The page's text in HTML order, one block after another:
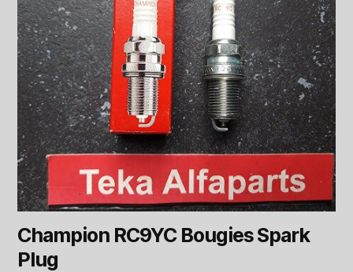
Champion RC9YC Bougies Spark
Plug